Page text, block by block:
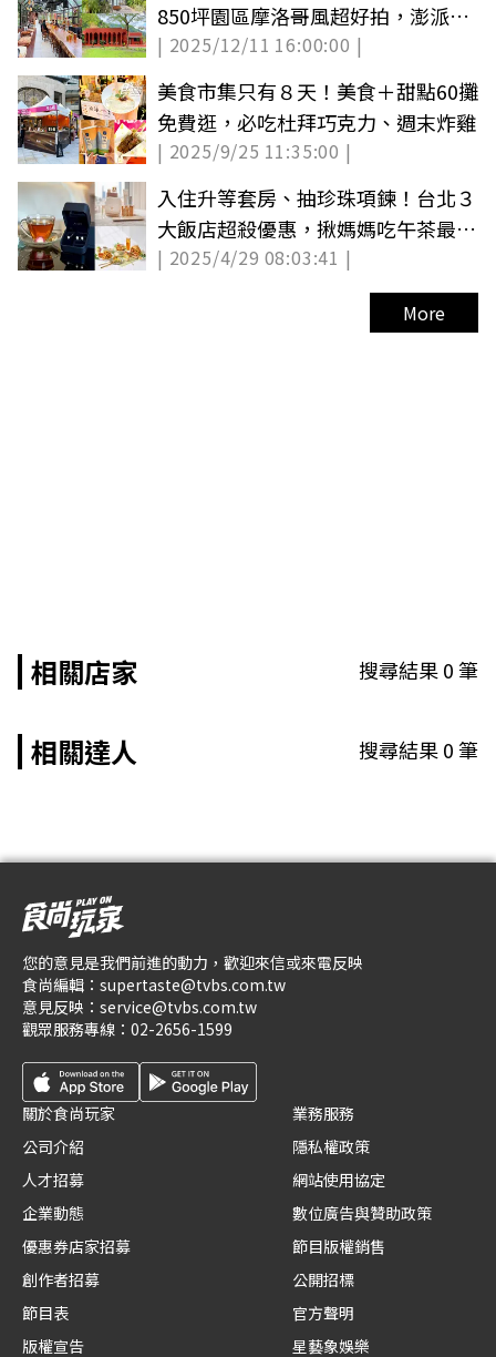
850坪園區摩洛哥風超好拍，澎派早
餐盤秒飛地中海
| 2025/12/11 16:00:00 |
美食市集只有８天！美食＋甜點60攤
免費逛，必吃杜拜巧克力、週末炸雞
| 2025/9/25 11:35:00 |
入住升等套房、抽珍珠項鍊！台北３
大飯店超殺優惠，揪媽媽吃午茶最低
７折
| 2025/4/29 08:03:41 |
More
相關店家 搜尋結果0筆
相關達人 搜尋結果0筆
您的意見是我們前進的動力，歡迎來信或來電反映
食尚編輯： supertaste@tvbs.com.tw
意見反映： service@tvbs.com.tw
觀眾服務專線： 02-2656-1599
關於食尚玩家
公司介紹
人才招募
企業動態
優惠券店家招募
創作者招募
節目表
版權宣告
業務服務
隱私權政策
網站使用協定
數位廣告與贊助政策
節目版權銷售
公開招標
官方聲明
星藝象娛樂